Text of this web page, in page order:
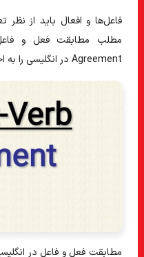
فاعل‌ها و افعال باید از نظر
مطلب
مطابقت فعل و
Agreement در انگلیسی
را به
مطابقت فعل و فاعل در